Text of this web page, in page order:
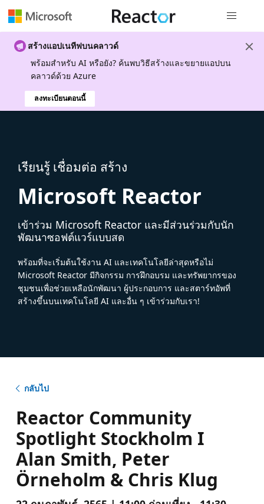
สร้างแอปเนทีฟบนคลาวด์
พร้อมสําหรับ AI หรือยัง? ค้นพบวิธีสร้างและขยายแอปบน
คลาวด์ด้วย Azure
ลงทะเบียนตอนนี้
เรียนรู้ เชื่อมต่อ สร้าง
Microsoft Reactor
เข้าร่วม Microsoft Reactor และมีส่วนร่วมกับนัก
พัฒนาซอฟต์แวร์แบบสด
พร้อมที่จะเริ่มต้นใช้งาน AI และเทคโนโลยีล่าสุดหรือไม่
Microsoft Reactor มีกิจกรรม การฝึกอบรม และทรัพยากรของ
ชุมชนเพื่อช่วยเหลือนักพัฒนา ผู้ประกอบการ และสตาร์ทอัพที่
สร้างขึ้นบนเทคโนโลยี AI และอื่น ๆ เข้าร่วมกับเรา!
กลับไป
Reactor Community
Spotlight Stockholm I
Alan Smith, Peter
Örneholm & Chris Klug